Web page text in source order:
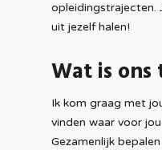
opleidingstrajecten.
uit jezelf halen!
Wat is ons
Ik kom graag met
vinden waar voor
Gezamenlijk